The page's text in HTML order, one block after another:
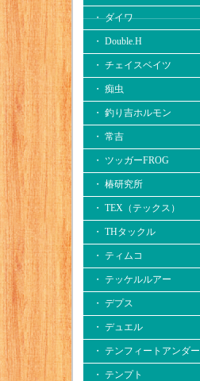
・ ダイワ
・ Double.H
・ チェイスベイツ
・ 痴虫
・ 釣り吉ホルモン
・ 常吉
・ ツッガーFROG
・ 椿研究所
・ TEX（テックス）
・ THタックル
・ ティムコ
・ テッケルルアー
・ デプス
・ デュエル
・ テンフィートアンダー
・ テンプト